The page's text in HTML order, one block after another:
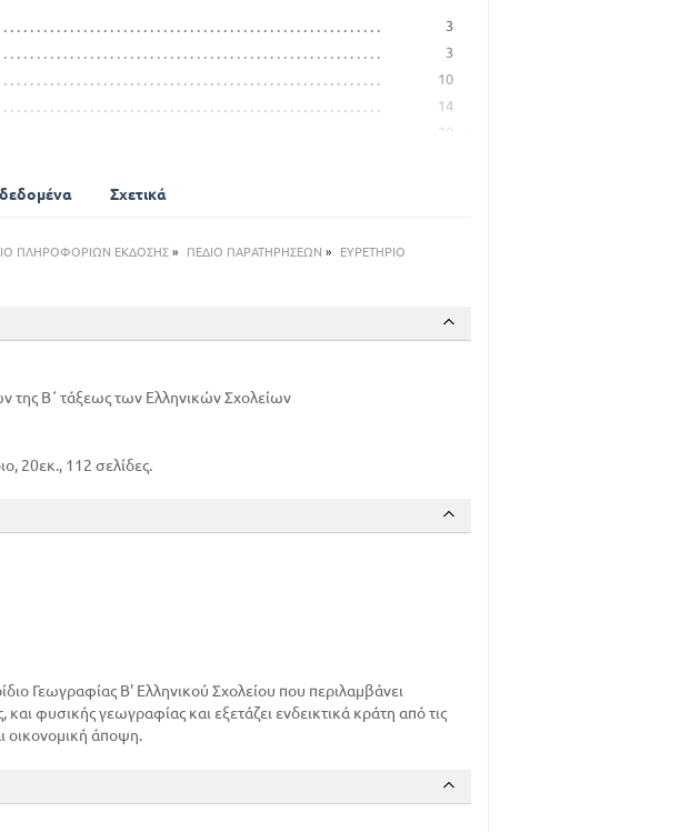
3
3
10
14
28
39
41
84
106
Σχετικά
ΠΛΗΡΟΦΟΡΙΩΝ ΕΚΔΟΣΗΣ» ΠΕΔΙΟ ΠΑΡΑΤΗΡΗΣΕΩΝ »
ΕΥΡΕΤΗΡΙΟ
της Β΄ τάξεως των Ελληνικών Σχολείων
20εκ., 112 σελίδες.
Γεωγραφίας Β' Ελληνικού Σχολείου που περιλαμβάνει
φυσικής γεωγραφίας και εξετάζει ενδεικτικά κράτη από τις
οικονομική άποψη.